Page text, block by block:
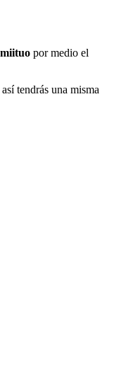
miituo por medio el
tendrás una misma